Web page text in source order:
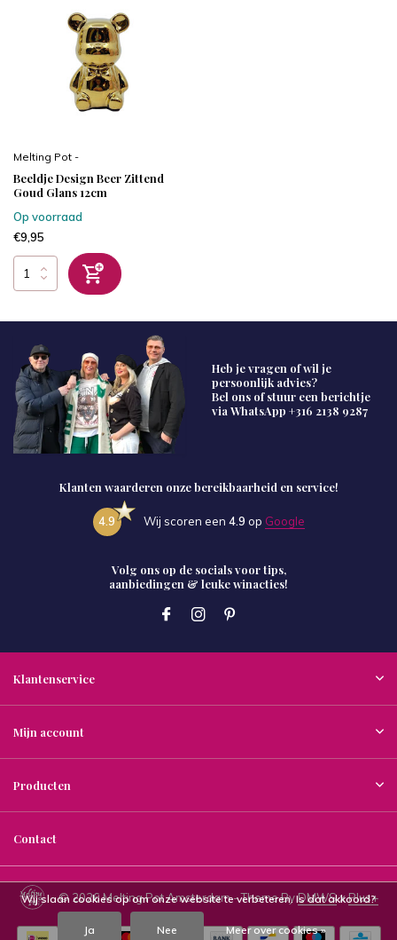
Melting Pot -
Beeldje Design Beer Zittend
Goud Glans 12cm
Op voorraad
€9,95
Heb je vragen of wil je
persoonlijk advies?
Bel ons of stuur een berichtje
via WhatsApp +316 2138 9287
Klanten waarderen onze bereikbaarheid en service!
4.9 Wij scoren een 4.9 op Google
Volg ons op de socials voor tips,
aanbiedingen & leuke winacties!
Klantenservice
Mijn account
Producten
Contact
© 2026 Melting Pot Amsterdam - Theme ByDMWSxPlus+
Wij slaan cookies op om onze website te verbeteren. Is dat akkoord?
Ja Nee Meer over cookies »